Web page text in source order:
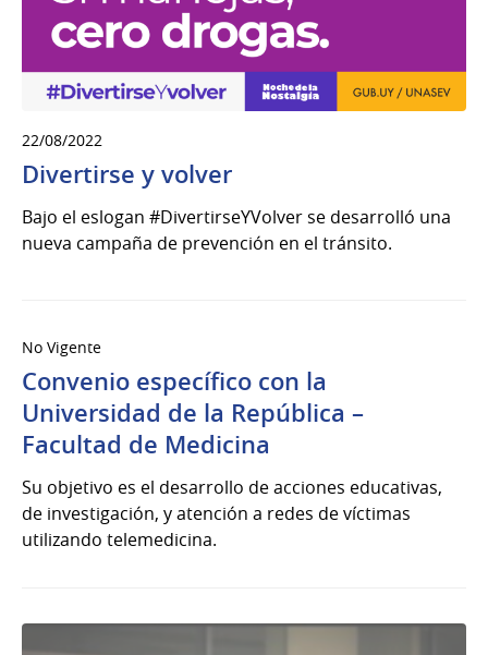
22/08/2022
Divertirse y volver
Bajo el eslogan #DivertirseYVolver se desarrolló una
nueva campaña de prevención en el tránsito.
No Vigente
Convenio específico con la
Universidad de la República –
Facultad de Medicina
Su objetivo es el desarrollo de acciones educativas,
de investigación, y atención a redes de víctimas
utilizando telemedicina.